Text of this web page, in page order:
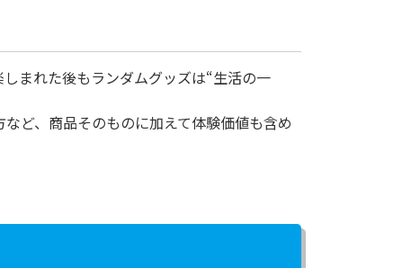
まれた後もランダムグッズは“生活の一
ど、商品そのものに加えて体験価値も含め